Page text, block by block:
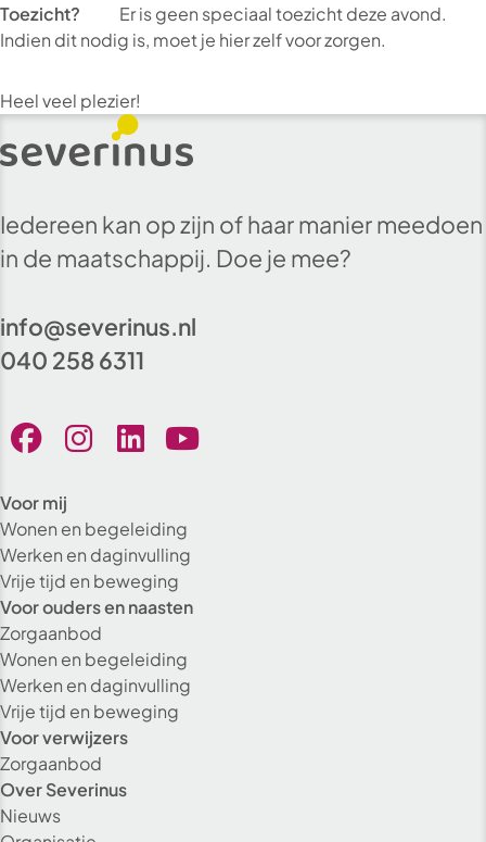
Toezicht? Er is geen speciaal toezicht deze avond.
Indien dit nodig is, moet je hier zelf voor zorgen.
Heel veel plezier!
Iedereen kan op zijn of haar manier meedoen
in de maatschappij. Doe je mee?
info@severinus.nl
040 258 6311
Voor mij
Wonen en begeleiding
Werken en daginvulling
Vrije tijd en beweging
Voor ouders en naasten
Zorgaanbod
Wonen en begeleiding
Werken en daginvulling
Vrije tijd en beweging
Voor verwijzers
Zorgaanbod
Over Severinus
Nieuws